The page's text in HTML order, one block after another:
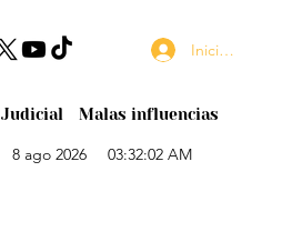
Judicial Malas influencias
Iniciar sesión
8 ago 2026 03:32:02 AM